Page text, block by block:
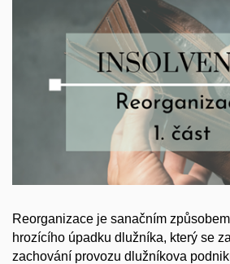
Reorganizace je sanačním
hrozícího úpadku dlužníka, který se
zachování provozu dlužníkova